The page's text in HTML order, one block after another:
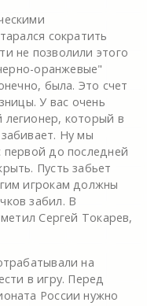
сократить
не позволили этого
оранжевые"
была. Это счет
У вас очень
который в
Ну мы
первой до последней
Пусть забьет
игрокам должны
забил. В
Сергей Токарев,
на
в игру. Перед
России нужно